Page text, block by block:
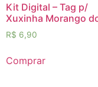
Kit Digital – Tag p/
Xuxinha Morango
R$ 6,90
Comprar